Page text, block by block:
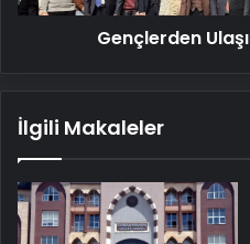
Gençlerden
İlgili Makaleler